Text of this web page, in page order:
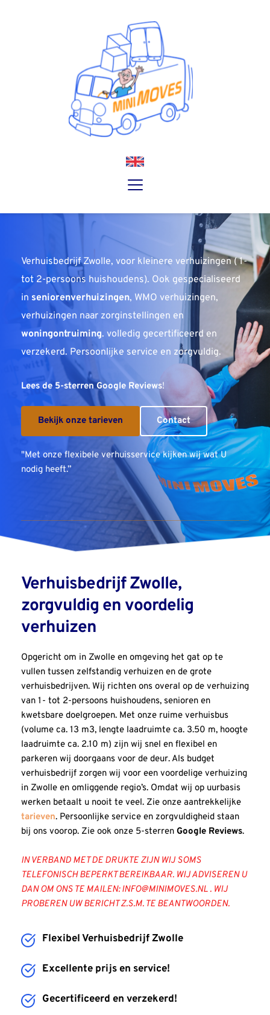
Verhuisbedrijf Zwolle, voor kleinere verhuizingen ( 1-
tot 2-persoons huishoudens). Ook gespecialiseerd
in seniorenverhuizingen, WMO verhuizingen,
woningontruiming. volledig gecertificeerd en
verzekerd. Persoonlijke service en zorgvuldig.
Lees de 5-sterren Google Reviews!
Bekijk onze tarieven Contact
"Met onze flexibele verhuisservice kijken wij wat U
nodig heeft.”
Verhuisbedrijf Zwolle,
zorgvuldig en voordelig
verhuizen
Opgericht om in Zwolle en omgeving het gat op te
vullen tussen zelfstandig verhuizen en de grote
verhuisbedrijven. Wij richten ons overal op de verhuizing
van 1- tot 2-persoons huishoudens, senioren en
kwetsbare doelgroepen. Met onze ruime verhuisbus
(volume ca. 13 m3, lengte laadruimte ca. 3.50 m, hoogte
laadruimte ca. 2.10 m) zijn wij snel en flexibel en
parkeren wij doorgaans voor de deur. Als budget
verhuisbedrijf zorgen wij voor een voordelige verhuizing
in Zwolle en omliggende regio’s. Omdat wij op uurbasis
werken betaalt u nooit te veel. Zie onze aantrekkelijke
tarieven. Persoonlijke service en zorgvuldigheid staan
bij ons voorop. Zie ook onze 5-sterren Google Reviews.
IN VERBAND MET DE DRUKTE ZIJN WIJ SOMS
TELEFONISCH BEPERKT BEREIKBAAR. WIJ ADVISEREN U
DAN OM ONS TE MAILEN: INFO@MINIMOVES.NL . WIJ
PROBEREN UW BERICHT Z.S.M. TE BEANTWOORDEN.
Flexibel Verhuisbedrijf Zwolle
Excellente prijs en service!
Gecertificeerd en verzekerd!